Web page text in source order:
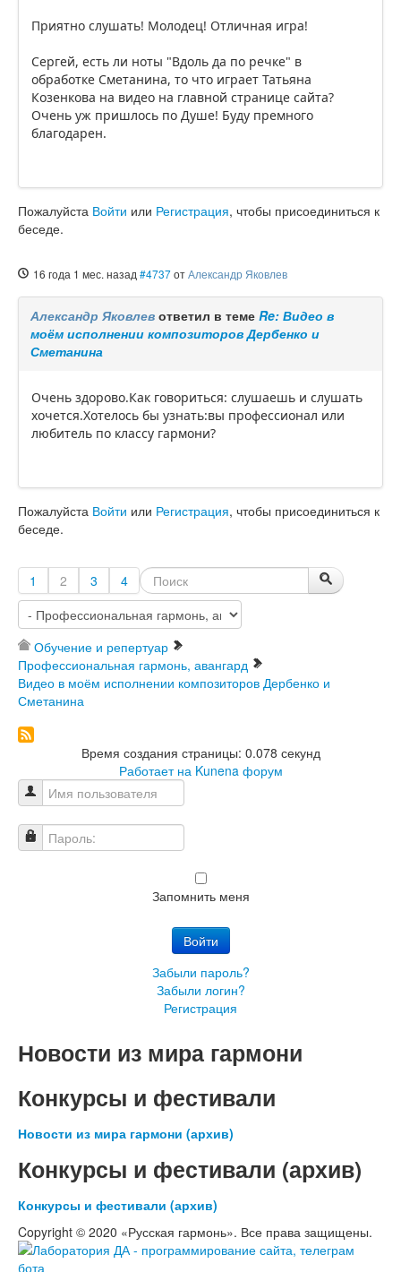
Приятно слушать! Молодец! Отличная игра!
Сергей, есть ли ноты "Вдоль да по речке" в
обработке Сметанина, то что играет Татьяна
Козенкова на видео на главной странице сайта?
Очень уж пришлось по Душе! Буду премного
благодарен.
Пожалуйста Войти или Регистрация, чтобы присоединиться к
беседе.
16 года 1 мес. назад #4737отАлександр Яковлев
Александр Яковлев ответил в теме Re: Видео в
моём исполнении композиторов Дербенко и
Сметанина
Очень здорово.Как говориться: слушаешь и слушать
хочется.Хотелось бы узнать:вы профессионал или
любитель по классу гармони?
Пожалуйста Войти или Регистрация, чтобы присоединиться к
беседе.
1 2 3 4
Обучение и репертуар
Профессиональная гармонь, авангард
Видео в моём исполнении композиторов Дербенко и
Сметанина
Время создания страницы: 0.078 секунд
Работает на Kunena форум
Имя пользователя
Пароль:
Запомнить меня
Войти
Забыли пароль?
Забыли логин?
Регистрация
Новости из мира гармони
Конкурсы и фестивали
Новости из мира гармони (архив)
Конкурсы и фестивали (архив)
Конкурсы и фестивали (архив)
Copyright © 2020 «Русская гармонь». Все права защищены.